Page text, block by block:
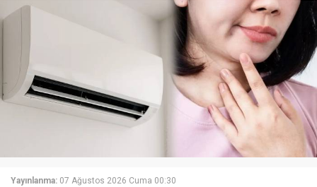
Yayınlanma: 07 Ağustos 2026 Cuma 00:30